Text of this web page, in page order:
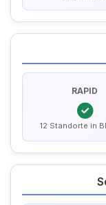
RAPID
12 Standorte in